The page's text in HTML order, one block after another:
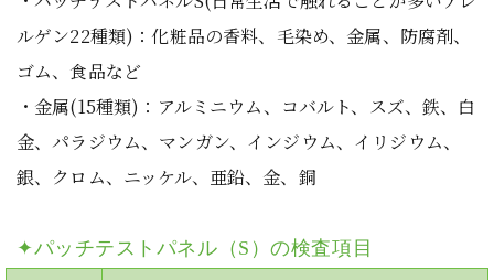
ルゲン22種類)：化粧品の香料、毛染め、金属、防腐剤、
ゴム、食品など
・金属(15種類)：アルミニウム、コバルト、スズ、鉄、白
金、パラジウム、マンガン、インジウム、イリジウム、
銀、クロム、ニッケル、亜鉛、金、銅
✦パッチテストパネル（S）の検査項目